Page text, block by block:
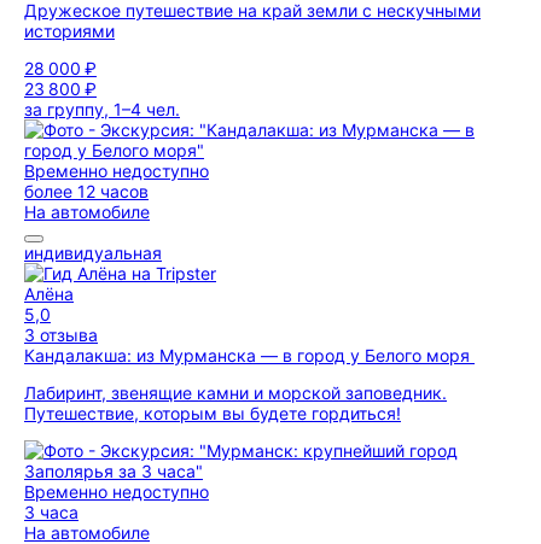
Дружеское путешествие на край земли с нескучными
историями
28 000 ₽
23 800 ₽
за группу, 1–4 чел.
Временно недоступно
более 12 часов
На автомобиле
индивидуальная
Алёна
5,0
3 отзыва
Кандалакша: из Мурманска — в город у Белого моря
Лабиринт, звенящие камни и морской заповедник.
Путешествие, которым вы будете гордиться!
Временно недоступно
3 часа
На автомобиле